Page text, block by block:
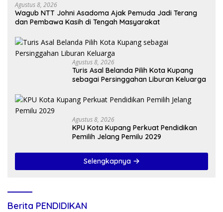
Agustus 8, 2026
Wagub NTT Johni Asadoma Ajak Pemuda Jadi Terang
dan Pembawa Kasih di Tengah Masyarakat
Agustus 8, 2026
Turis Asal Belanda Pilih Kota Kupang
sebagai Persinggahan Liburan Keluarga
Agustus 8, 2026
KPU Kota Kupang Perkuat Pendidikan
Pemilih Jelang Pemilu 2029
Selengkapnya
Berita PENDIDIKAN